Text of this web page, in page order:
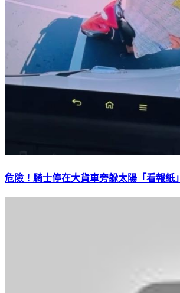
危險！騎士停在大貨車旁躲太陽「看報